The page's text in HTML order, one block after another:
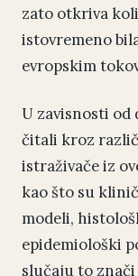
zato otkriva
istovremeno
evropskim
U zavisnosti od
čitali kroz
istraživače iz
kao što su
modeli,
epidemiološki
slučaju to